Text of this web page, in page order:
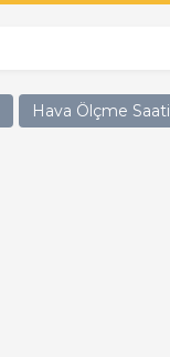
Hava Ölçme Saati